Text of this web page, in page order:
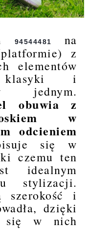
94544481 na
z
elementów
klasyki i
jednym.
obuwia z
w
odcieniem
się w
czemu ten
idealnym
stylizacji.
szerokość i
dzięki
się w nich